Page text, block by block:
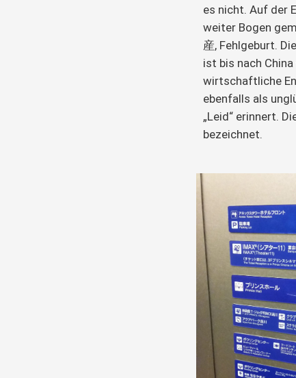
es nicht. Auf der
weiter Bogen
産, Fehlgeburt.
ist bis nach
wirtschaftliche
ebenfalls als
„Leid“ erinnert.
bezeichnet.